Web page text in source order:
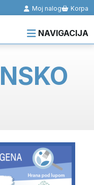
Moj nalog Korpa
NAVIGACIJA